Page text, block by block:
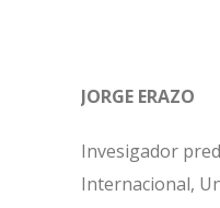
JORGE ERAZO
Invesigador
Internacional,